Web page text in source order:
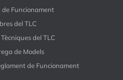
de Funcionament
del TLC
del TLC
de Models
de Funcionament